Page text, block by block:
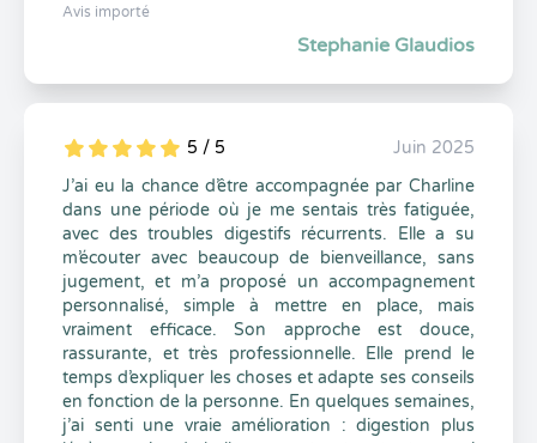
Avis importé
Stephanie Glaudios
5
1
5
0 5 / 5
Juin 2025
J’ai eu la chance d’être accompagnée par Charline
dans une période où je me sentais très fatiguée,
avec des troubles digestifs récurrents. Elle a su
m’écouter avec beaucoup de bienveillance, sans
jugement, et m’a proposé un accompagnement
personnalisé, simple à mettre en place, mais
vraiment efficace. Son approche est douce,
rassurante, et très professionnelle. Elle prend le
temps d’expliquer les choses et adapte ses conseils
en fonction de la personne. En quelques semaines,
j’ai senti une vraie amélioration : digestion plus